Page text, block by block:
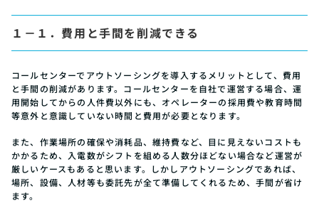
１－１．費用と手間を削減できる
コールセンターでアウトソーシングを導入するメリットとして、費用
と手間の削減があります。コールセンターを自社で運営する場合、運
用開始してからの人件費以外にも、オペレーターの採用費や教育時間
等意外と意識していない時間と費用が必要となります。
また、作業場所の確保や消耗品、維持費など、目に見えないコストも
かかるため、入電数がシフトを組める人数分ほどない場合など運営が
厳しいケースもあると思います。しかしアウトソーシングであれば、
場所、設備、人材等も委託先が全て準備してくれるため、手間が省け
ます。